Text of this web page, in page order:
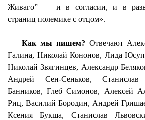
Живаго” — и в согласии, и в
страниц полемике с отцом».
Как мы пишем? Отвечают
Галина, Николай Кононов, Лида
Николай Звягинцев, Александр
Андрей Сен-Сеньков,
Банников, Глеб Симонов, Алексей
Риц, Василий Бородин, Андрей
КсенияБукша, Станислав